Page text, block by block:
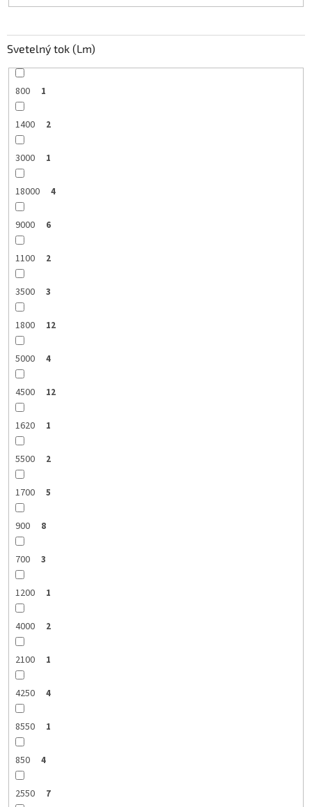
Svetelný tok (Lm)
800 1
1400 2
3000 1
18000 4
9000 6
1100 2
3500 3
1800 12
5000 4
4500 12
1620 1
5500 2
1700 5
900 8
700 3
1200 1
4000 2
2100 1
4250 4
8550 1
850 4
2550 7